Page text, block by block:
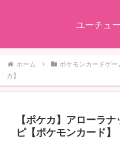
ユーチュ
ホーム ポケモンカードゲー
カ】
【ポケカ】アローラ
ピ【ポケモンカード】